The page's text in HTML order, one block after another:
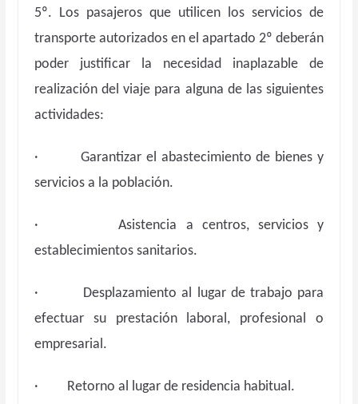
5º. Los pasajeros que utilicen los servicios de
transporte autorizados en el apartado 2º deberán
poder justificar la necesidad inaplazable de
realización del viaje para alguna de las siguientes
actividades:
· Garantizar el abastecimiento de bienes y
servicios a la población.
· Asistencia a centros, servicios y
establecimientos sanitarios.
· Desplazamiento al lugar de trabajo para
efectuar su prestación laboral, profesional o
empresarial.
· Retorno al lugar de residencia habitual.